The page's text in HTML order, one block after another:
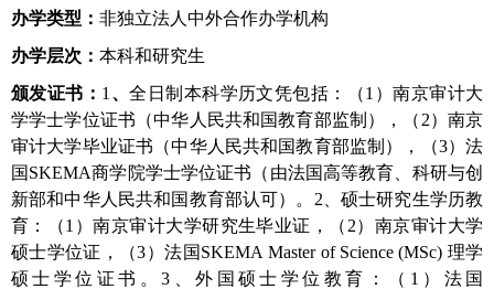
办学类型： 非独立法人中外合作办学机构
办学层次： 本科和研究生
颁发证书： 1 、全日制本科学历文凭包括：（1 ）南京审计大
学学士学位证书（中华人民共和国教育部监制），（ 2）南京
审计大学毕业证书（中华人民共和国教育部监制），（3）法
国SKEMA商学院学士学位证书（由法国高等教育、科研与创
新部和中华人民共和国教育部认可）。2、 硕士研究生学历教
育：（1）南京审计大学研究生毕业证，（2）南京审计大学
硕士学位证，（3）法国SKEMA Master of Science (MSc) 理学
硕士学位证书。3、外国硕士学位教育：（1）法国